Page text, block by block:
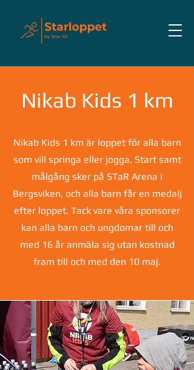
Nikab Kids 1 km
Nikab Kids 1 km är loppet för alla barn
som vill springa eller jogga. Start samt
målgång sker på STaR Arena i
Bergsviken, och alla barn får en medalj
efter loppet. Tack vare våra sponsorer
kan alla barn och ungdomar till och
med 16 år anmäla sig utan kostnad
fram till och med den 10 maj.